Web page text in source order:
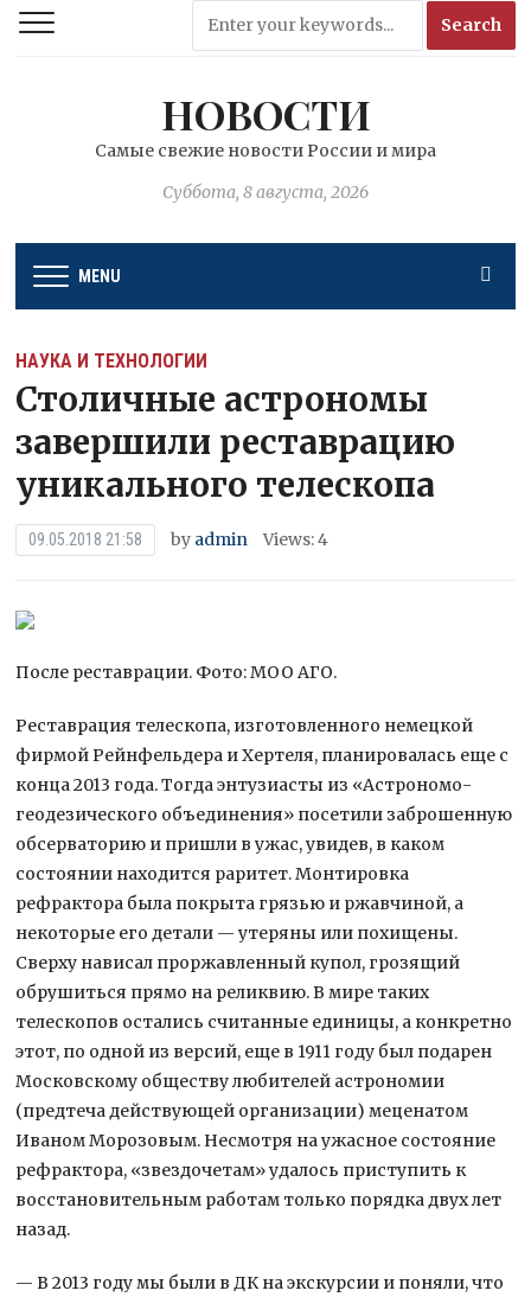
НОВОСТИ
Самые свежие новости России и мира
Суббота, 8 августа, 2026
MENU
НАУКА И ТЕХНОЛОГИИ
Столичные астрономы
завершили реставрацию
уникального телескопа
09.05.2018 21:58 by admin Views: 4
После реставрации. Фото: МОО АГО.
Реставрация телескопа, изготовленного немецкой
фирмой Рейнфельдера и Хертеля, планировалась еще с
конца 2013 года. Тогда энтузиасты из «Астрономо-
геодезического объединения» посетили заброшенную
обсерваторию и пришли вужас, увидев, в каком
состоянии находится раритет. Монтировка
рефрактора была покрыта грязью и ржавчиной, а
некоторые его детали — утеряны или похищены.
Сверху нависал проржавленный купол, грозящий
обрушиться прямо на реликвию. В мире таких
телескопов остались считанные единицы, а конкретно
этот, по одной из версий, еще в 1911 году был подарен
Московскому обществу любителей астрономии
(предтеча действующей организации) меценатом
Иваном Морозовым. Несмотря на ужасное состояние
рефрактора, «звездочетам» удалось приступить к
восстановительным работам только порядка двух лет
назад.
— В 2013 году мы были в ДК на экскурсии и поняли, что